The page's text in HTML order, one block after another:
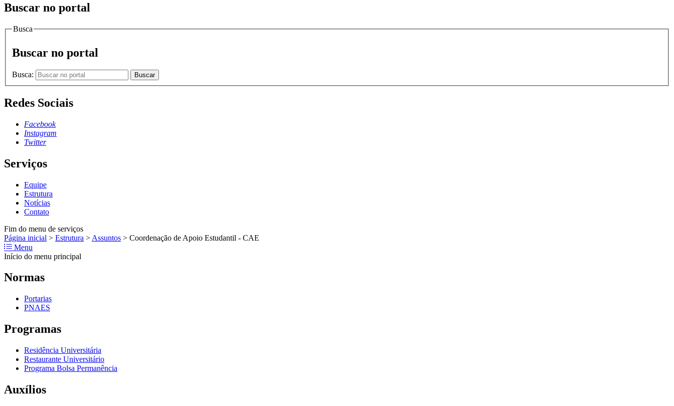
Buscar no portal
Busca
Buscar no portal
Busca: Buscar
Redes Sociais
Facebook
Instagram
Twitter
Serviços
Equipe
Estrutura
Notícias
Contato
Fim do menu de serviços
Página inicial > Estrutura > Assuntos > Coordenação de Apoio Estudantil - CAE
Menu
Início do menu principal
Normas
Portarias
PNAES
Programas
Residência Universitária
Restaurante Universitário
Programa Bolsa Permanência
Auxílios